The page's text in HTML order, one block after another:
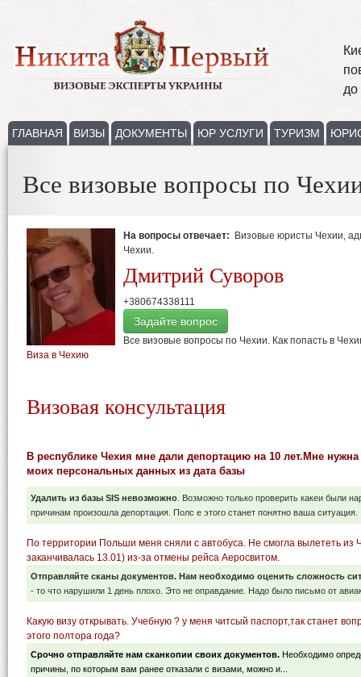
до
ГЛАВНАЯ ВИЗЫ ДОКУМЕНТЫ ЮР УСЛУГИ ТУРИЗМ
Все визовые вопросы по
На вопросы отвечает:
Визовые юристы Чехии,
Чехии.
Дмитрий Суворов
+380674338111
Задайте вопрос
Все визовые вопросы по Чехии. Как попасть в
Виза в Чехию
Визовая консультация
В республике Чехия мне дали депортацию на 10 лет.Мне
моих персональных данных из дата базы
Удалить из базы SIS невозможно . Возможно только проверить какеи были
причинам произошла депортация. Полс е этого станет понятно ваша ситуация.
По территории Польши меня сняли с автобуса. Не смогла вылететь из
заканчивалась 13.01) из-за отмены рейса Аеросвитом.
Отправляйте сканы документов. Нам необходимо оценить сложность
- то что нарушили 1 день плохо. Это не оправдание. Надо было письмо от
Какую визу открывать. Учебную ? у меня читсый паспорт,так станет
этого полтора года?
Срочно отправляйте нам сканкопии своих документов. Необходимо
причины, по которым вам ранее отказали с визами, можно и...